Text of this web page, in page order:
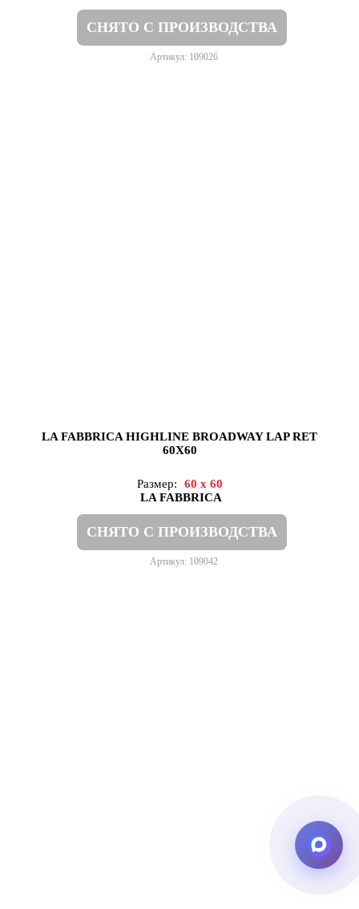
СНЯТО С ПРОИЗВОДСТВА
Артикул: 109026
LA FABBRICA HIGHLINE BROADWAY LAP RET
60X60
Размер:
60 x 60
LA FABBRICA
СНЯТО С ПРОИЗВОДСТВА
Артикул: 109042